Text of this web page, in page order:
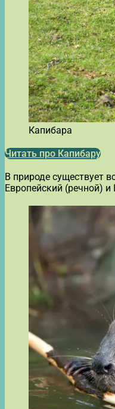
Капибара
Читать про Капибару
В природе существует
Европейский (речной) и